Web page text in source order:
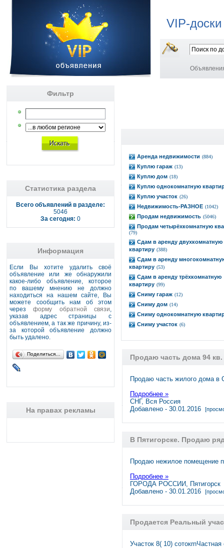
VIP-
Фильтр
Статистика раздела
Всего объявлений в разделе:
5046
За сегодня: 0
Информация
Если Вы хотите удалить своё
объявление или же обнаружили
какое-либо объявление, которое
по вашему мнению не должно
находиться на нашем сайте, Вы
можете сообщить нам об этом
черезформу обратной связи,
указав адрес страницы с
объявлением, а так же причину, из-
за которой объявление должно
быть удалено.
Поделиться…
На правах рекламы
Аренда недвижимости (884)
Куплю гараж (13)
Куплю дом (18)
Куплю однокомнатную
Куплю участок (26)
Недвижимость-РАЗНОЕ (1042)
Продам недвижимость (5046)
Продам четырёхкомнатную
(79)
Сдам в аренду двухкомнатную
квартиру (388)
Сдам в аренду
квартиру (53)
Сдам в аренду трёхкомнатную
квартиру (99)
Сниму гараж (12)
Сниму дом (14)
Сниму однокомнатную
Сниму участок (6)
Продаю часть дома 94
Продаю часть жилого дома в
Подробнее »
СНГ, Вся Россия
Добавлено - 30.01.2016
В Пятигорске. Продаю
Продаю нежилое помещение
Подробнее »
ГОРОДА РОССИИ, Пятигорск
Добавлено - 30.01.2016
Продается Реальный
Участок 8( 10)